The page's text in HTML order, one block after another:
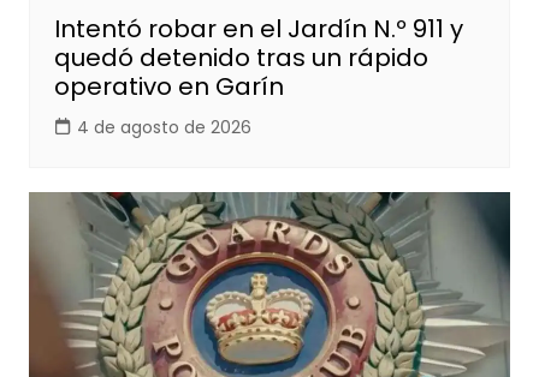
Intentó robar en el Jardín N.º 911 y
quedó detenido tras un rápido
operativo en Garín
4 de agosto de 2026